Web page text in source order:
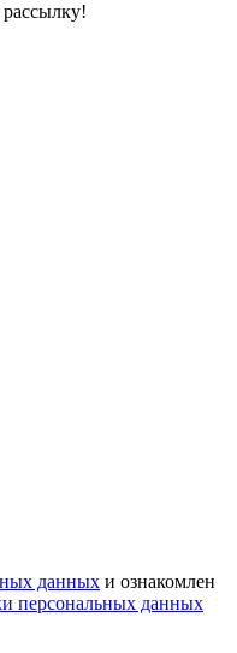
данных и ознакомлен
персональных данных